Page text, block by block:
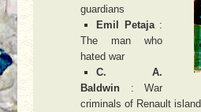
guardians
Emil Petaja:
The man who
hated war
C. A.
Baldwin : War
criminals of Renault island